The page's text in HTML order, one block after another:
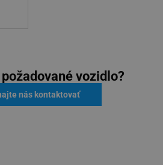
vozidlo?
nás kontaktovať